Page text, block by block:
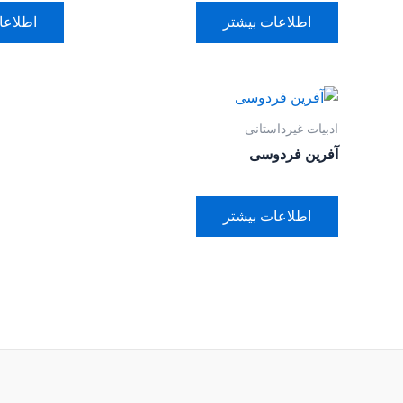
اطلاعات بیشتر
ادبیات غیرداستانی
آفرین فردوسی
اطلاعات بیشتر